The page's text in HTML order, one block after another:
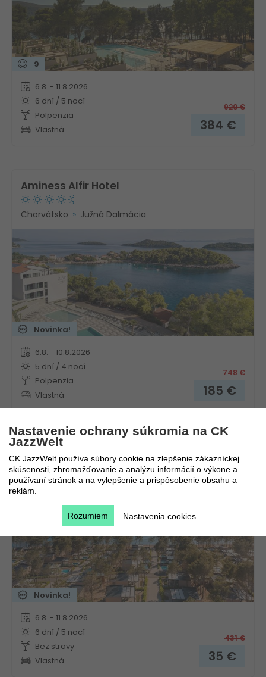
9
6.8. - 11.8.2026
6 dní / 5 nocí
Polpenzia
Vlastná
920€
384 €
Aminess Alfir Hotel
Chorvátsko Južná Dalmácia
Novinka!
6.8. - 10.8.2026
5 dní / 4 nocí
Polpenzia
Vlastná
748€
185 €
Chorvátsko Kvarner
Novinka!
6.8. - 11.8.2026
6 dní / 5 nocí
Bez stravy
Vlastná
431€
35 €
Nastavenie ochrany súkromia na CK
JazzWelt
CK JazzWelt používa súbory cookie na zlepšenie zákazníckej
skúsenosti, zhromažďovanie a analýzu informácií o výkone a
používaní stránok a na vylepšenie a prispôsobenie obsahu a
reklám.
Nastavenia cookies
Rozumiem